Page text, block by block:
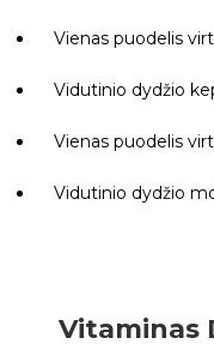
Vienas puodelis
Vidutinio dydžio
Vienas puodelis
Vidutinio dydžio
Vitaminas